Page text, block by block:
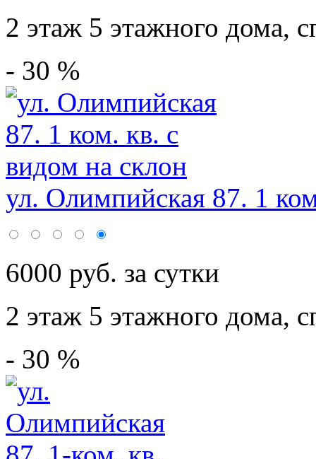
2 этаж 5 этажного дома,
- 30 %
ул. Олимпийская 87. 1
6000 руб. за сутки
2 этаж 5 этажного дома,
- 30 %